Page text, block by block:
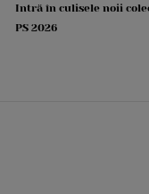
Intră în culisele noii
PS 2026